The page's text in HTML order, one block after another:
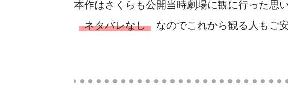
本作はさくらも公開当時劇場に観に行った思
ネタバレなし
なのでこれから観る人もご安